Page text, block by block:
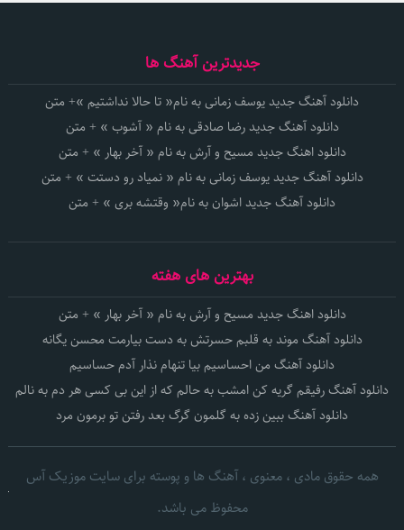
جدیدترین آهنگ ها
دانلود آهنگ جدید یوسف زمانی به نام« تا حالا نداشتیم »+ متن
دانلود آهنگ جدید رضا صادقی به نام « آشوب » + متن
دانلود اهنگ جدید مسیح و آرش به نام « آخر بهار » + متن
دانلود آهنگ جدید یوسف زمانی به نام « نمیاد رو دستت » + متن
دانلود آهنگ جدید اشوان به نام« وقتشه بری » + متن
بهترین های هفته
دانلود اهنگ جدید مسیح و آرش به نام « آخر بهار » + متن
دانلود آهنگ موند به قلبم حسرتش به دست بیارمت محسن یگانه
دانلود آهنگ من احساسیم بیا تنهام نذار آدم حساسیم
دانلود آهنگ رفیقم گریه کن امشب به حالم که از این بی کسی هر دم به نالم
دانلود آهنگ ببین زده به گلمون گرگ بعد رفتن تو برمون مرد
همه حقوق مادی ، معنوی ، آهنگ ها و پوسته برای سایت موزیک آس
محفوظ می باشد.